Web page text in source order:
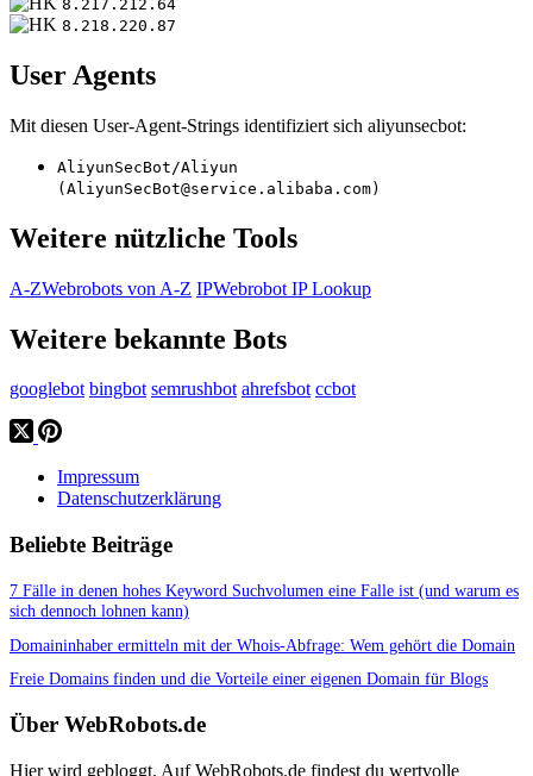
8.217.212.64
8.218.220.87
User Agents
Mit diesen User-Agent-Strings identifiziert sich aliyunsecbot:
AliyunSecBot/Aliyun
(AliyunSecBot@service.alibaba.com)
Weitere nützliche Tools
A-ZWebrobots von A-Z IPWebrobot IP Lookup
Weitere bekannte Bots
googlebot bingbot semrushbot ahrefsbot ccbot
Impressum
Datenschutzerklärung
Beliebte Beiträge
7 Fälle in denen hohes Keyword Suchvolumen eine Falle ist (und warum es
sich dennoch lohnen kann)
Domaininhaber ermitteln mit der Whois-Abfrage: Wem gehört die Domain
Freie Domains finden und die Vorteile einer eigenen Domain für Blogs
Über WebRobots.de
Hier wird gebloggt. Auf WebRobots.de findest du wertvolle